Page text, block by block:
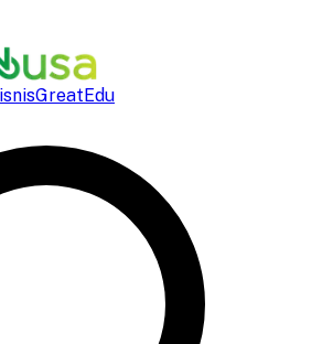
GreatEdu